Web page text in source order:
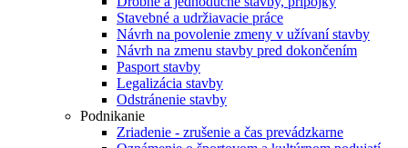
Stavebné a udržiavacie práce
Návrh na povolenie zmeny v užívaní stavby
Návrh na zmenu stavby pred dokončením
Pasport stavby
Legalizácia stavby
Odstránenie stavby
Podnikanie
Zriadenie - zrušenie a čas prevádzkarne